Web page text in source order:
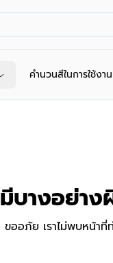
คำนวนสีในการใช้งาน
มีบางอย่า
ขออภัย เราไม่พบหน้าที่